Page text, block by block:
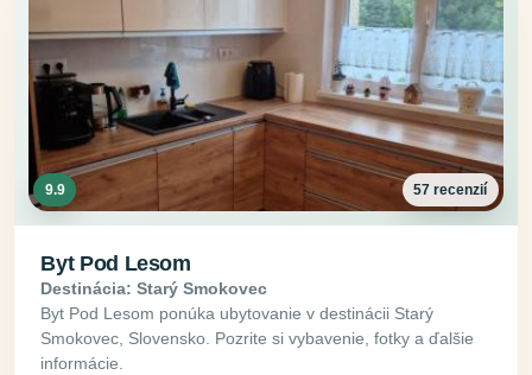
9.9 57 recenzií
Byt Pod Lesom
Destinácia: Starý Smokovec
Byt Pod Lesom ponúka ubytovanie v destinácii Starý
Smokovec, Slovensko. Pozrite si vybavenie, fotky a ďalšie
informácie.